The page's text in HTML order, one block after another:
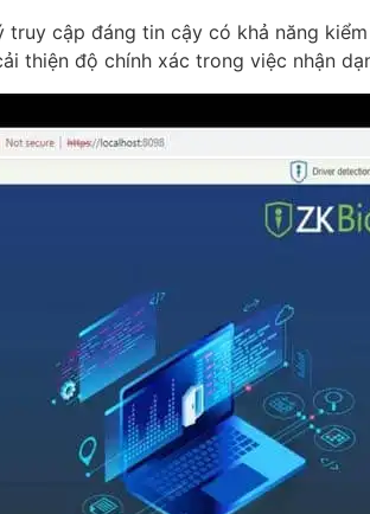
truy cập đáng tin cậy có khả năng
thiện độ chính xác trong việc nhận